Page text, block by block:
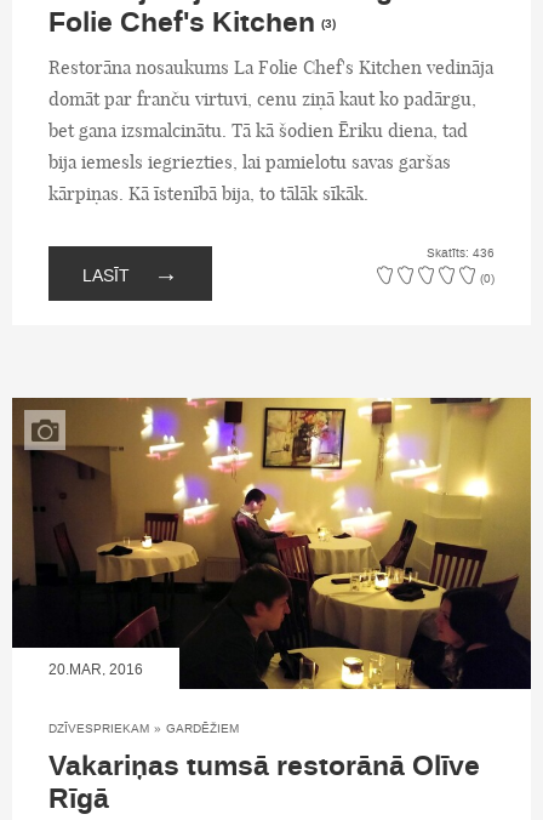
Folie Chef's Kitchen (3)
Restorāna nosaukums La Folie Chef's Kitchen vedināja
domāt par franču virtuvi, cenu ziņā kaut ko padārgu,
bet gana izsmalcinātu. Tā kā šodien Ēriku diena, tad
bija iemesls iegriezties, lai pamielotu savas garšas
kārpiņas. Kā īstenībā bija, to tālāk sīkāk.
LASĪT →
Skatīts: 436
(0)
20.MAR, 2016
DZĪVESPRIEKAM » GARDĒŽIEM
Vakariņas tumsā restorānā Olīve
Rīgā